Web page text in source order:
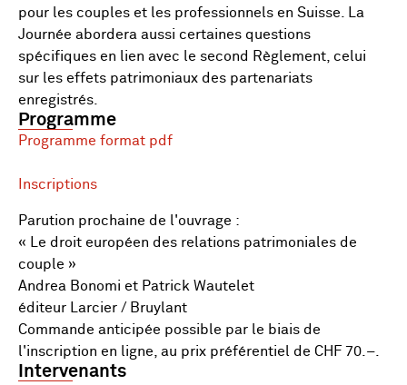
pour les couples et les professionnels en Suisse. La
Journée abordera aussi certaines questions
spécifiques en lien avec le second Règlement, celui
sur les effets patrimoniaux des partenariats
enregistrés.
Programme
Programme format pdf
Inscriptions
Parution prochaine de l'ouvrage :
« Le droit européen des relations patrimoniales de
couple »
Andrea Bonomi et Patrick Wautelet
éditeur Larcier / Bruylant
Commande anticipée possible par le biais de
l'inscription en ligne, au prix préférentiel de CHF 70.–.
Intervenants